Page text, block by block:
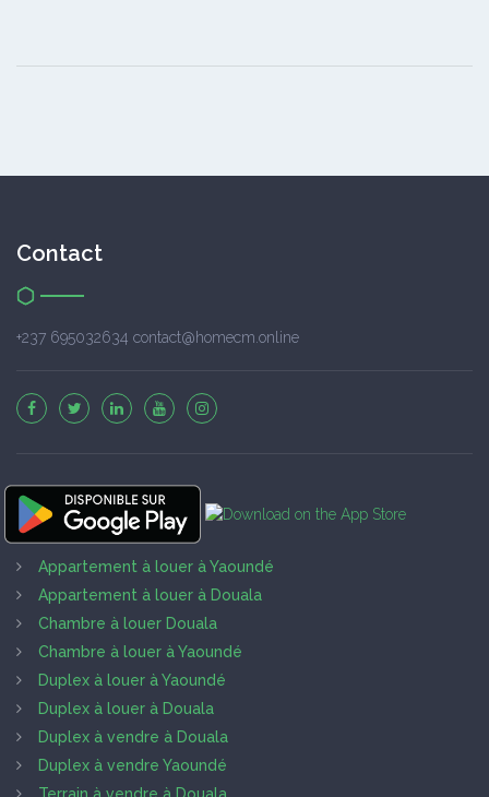
Contact
+237 695032634 contact@homecm.online
Appartement à louer à Yaoundé
Appartement à louer à Douala
Chambre à louer Douala
Chambre à louer à Yaoundé
Duplex à louer à Yaoundé
Duplex à louer à Douala
Duplex à vendre à Douala
Duplex à vendre Yaoundé
Terrain à vendre à Douala